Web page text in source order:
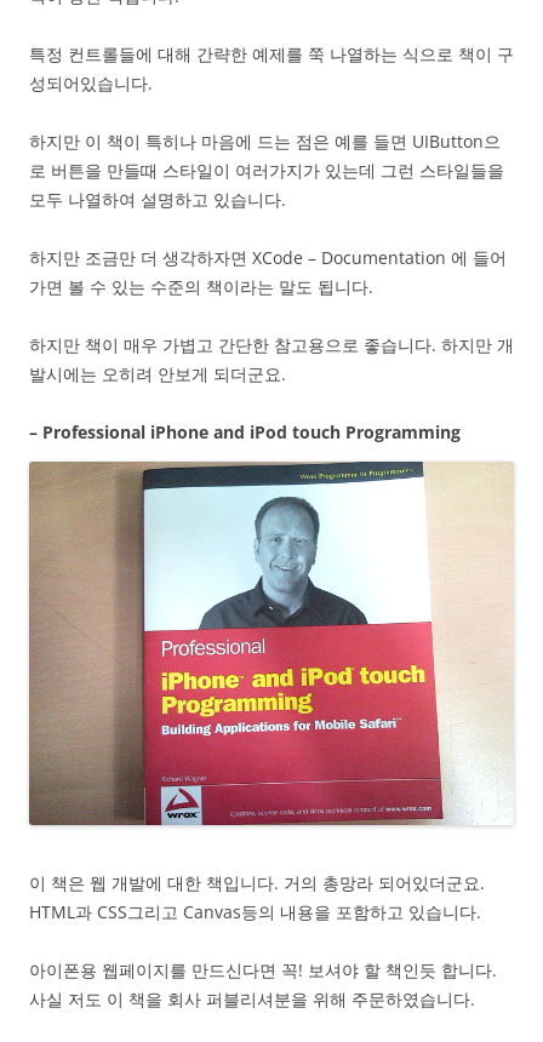
특정 컨트롤들에 대해 간략한 예제를 쭉 나열하는 식으로 책이 구
성되어있습니다.
하지만 이 책이 특히나 마음에 드는 점은 예를 들면 UIButton으
로 버튼을 만들때 스타일이 여러가지가 있는데 그런 스타일들을
모두 나열하여 설명하고 있습니다.
하지만 조금만 더 생각하자면 XCode – Documentation 에 들어
가면 볼 수 있는 수준의 책이라는 말도 됩니다.
하지만 책이 매우 가볍고 간단한 참고용으로 좋습니다. 하지만 개
발시에는 오히려 안보게 되더군요.
– Professional iPhone and iPod touch Programming
이 책은 웹 개발에 대한 책입니다. 거의 총망라 되어있더군요.
HTML과 CSS그리고 Canvas등의 내용을 포함하고 있습니다.
아이폰용 웹페이지를 만드신다면 꼭! 보셔야 할 책인듯 합니다.
사실 저도 이 책을 회사 퍼블리셔분을 위해 주문하였습니다.